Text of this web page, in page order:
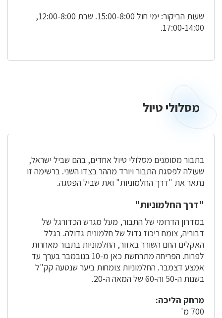
שעות הביקור: ימי חול 15:00-8:00. שבת 12:00-8:00,
17:00-14:00.
מסלולימסלולי טיול
בתבור מסומנים מסלולי טיול אחדים, בהם שביל ישראל,
שעולה לפסגת התבור ויורד מההר בצדו השני. ברשימה זו
נתאר את "דרך החלמוניות" ואת שביל הפסגה.
"דרך החלמוניות"
במדרון הדרומי של התבור, מעל מגרש הכדורגל של
דבוריה, צומח ריכוז גדול של חלמונית גדולה. בגלל
האקלים החם השורר באזור, החלמוניות בתבור מאחרות
לפרוח. הפריחה מתרחשת כאן מ-10 בנובמבר בערך עד
אמצע דצמבר. החלמוניות צומחות ביער שנטעה קק"ל
בשנות ה-50 וה-60 של המאה ה-20.
מרחק הליכה:
700 מ'